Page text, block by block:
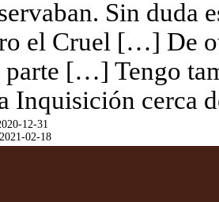
Sin duda
el Cruel […] De
parte […] Tengo
Inquisición cerca
12-31
02-18